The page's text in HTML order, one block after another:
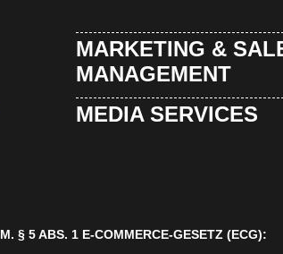
MARKETING &
MANAGEMENT
MEDIA SERVICES
§ 5 ABS. 1 E-COMMERCE-GESETZ (ECG):